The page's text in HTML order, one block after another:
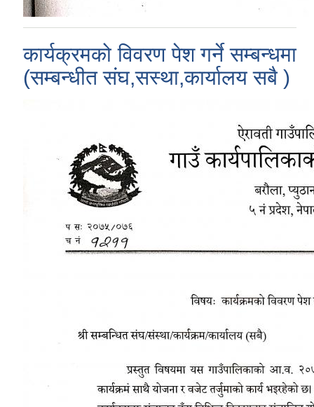
कार्यक्रमको विवरण पेश गर्ने सम्बन्धमा
(सम्बन्धीत संघ,सस्था,कार्यालय सबै )